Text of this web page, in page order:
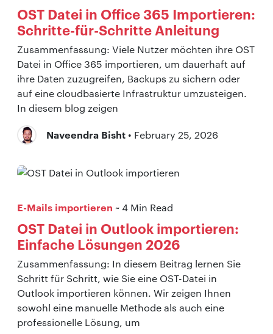
OST Datei in Office 365 Importieren:
Schritte-für-Schritte Anleitung
Zusammenfassung: Viele Nutzer möchten ihre OST
Datei in Office 365 importieren, um dauerhaft auf
ihre Daten zuzugreifen, Backups zu sichern oder
auf eine cloudbasierte Infrastruktur umzusteigen.
In diesem blog zeigen
Naveendra Bisht • February 25, 2026
E-Mails importieren ~ 4 Min Read
OST Datei in Outlook importieren:
Einfache Lösungen 2026
Zusammenfassung: In diesem Beitrag lernen Sie
Schritt für Schritt, wie Sie eine OST-Datei in
Outlook importieren können. Wir zeigen Ihnen
sowohl eine manuelle Methode als auch eine
professionelle Lösung, um